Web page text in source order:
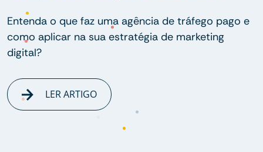
Entenda o que faz uma agência de tráfego pago e
como aplicar na sua estratégia de marketing
digital?
LER ARTIGO